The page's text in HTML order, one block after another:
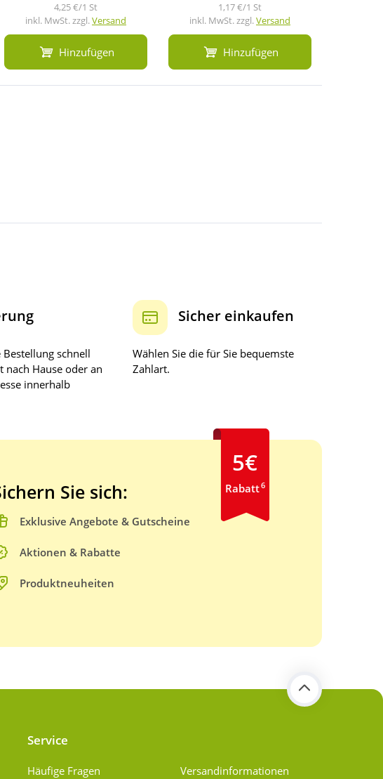
4,25 €/1 St
inkl. MwSt. zzgl.Versand
Hinzufügen
1,17 €/1 St
inkl. MwSt. zzgl.Versand
Hinzufügen
schnell
nach Hause oder an
innerhalb
Sicher einkaufen
Wählen Sie die für Sie bequemste
Zahlart.
Sie sich:
Exklusive Angebote & Gutscheine
Aktionen & Rabatte
Produktneuheiten
5€
Rabatt6
Service
Häufige Fragen
Versand­informationen